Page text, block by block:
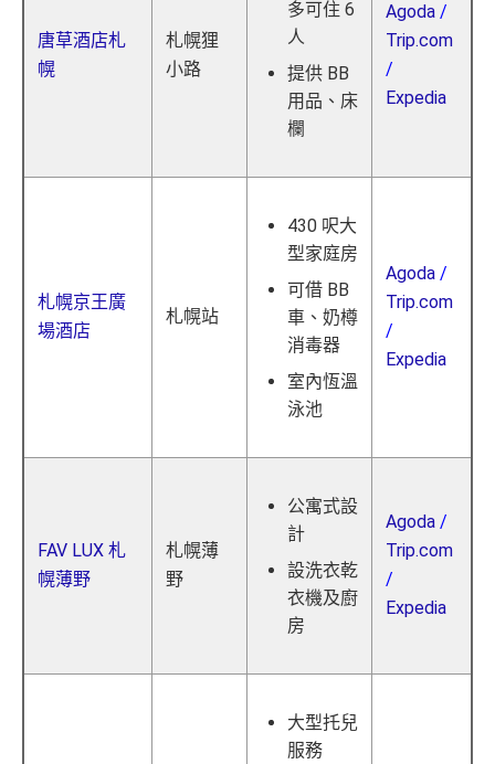
唐草酒店札
幌
札幌狸
小路
多可住 6
人
提供 BB
用品、床
欄
Agoda /
Trip.com
/
Expedia
札幌京王廣
場酒店
札幌站
430 呎大
型家庭房
可借 BB
車、奶樽
消毒器
室內恆溫
泳池
Agoda /
Trip.com
/
Expedia
FAV LUX 札
幌薄野
札幌薄
野
公寓式設
計
設洗衣乾
衣機及廚
房
Agoda /
Trip.com
/
Expedia
大型托兒
服務